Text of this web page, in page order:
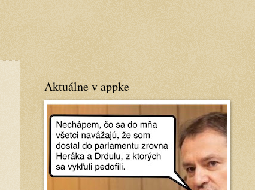
Aktuálne v appke